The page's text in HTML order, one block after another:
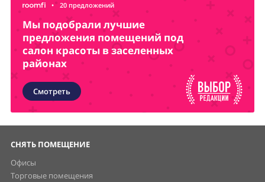
• 20 предложений
Мы подобрали лучшие
предложения помещений под
салон красоты в заселенных
районах
Смотреть
СНЯТЬ ПОМЕЩЕНИЕ
Офисы
Торговые помещения